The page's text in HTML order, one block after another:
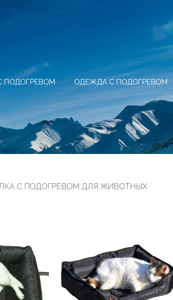
ПОДОГРЕВОМ ОДЕЖДА С ПОДОГРЕВОМ
С ПОДОГРЕВОМ ДЛЯ ЖИВОТНЫХ